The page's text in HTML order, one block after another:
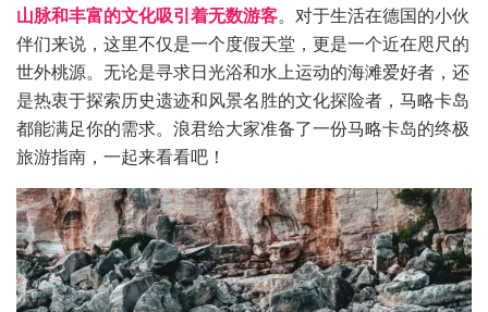
山脉和丰富的文化吸引着无数游客。对于生活在德国的小伙
伴们来说，这里不仅是一个度假天堂，更是一个近在咫尺的
世外桃源。无论是寻求日光浴和水上运动的海滩爱好者，还
是热衷于探索历史遗迹和风景名胜的文化探险者，马略卡岛
都能满足你的需求。浪君给大家准备了一份马略卡岛的终极
旅游指南，一起来看看吧！